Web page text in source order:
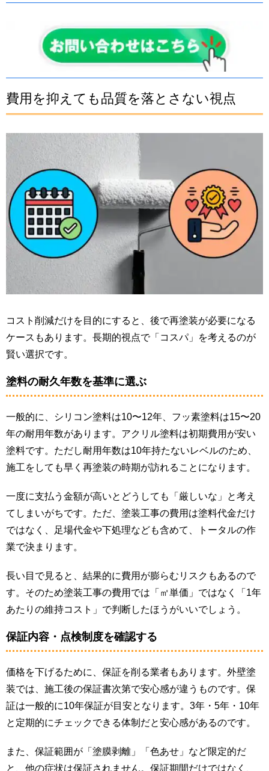
費用を抑えても品質を落とさない視点
コスト削減だけを目的にすると、後で再塗装が必要になる
ケースもあります。長期的視点で「コスパ」を考えるのが
賢い選択です。
塗料の耐久年数を基準に選ぶ
一般的に、シリコン塗料は10〜12年、フッ素塗料は15〜20
年の耐用年数があります。アクリル塗料は初期費用が安い
塗料です。ただし耐用年数は10年持たないレベルのため、
施工をしても早く再塗装の時期が訪れることになります。
一度に支払う金額が高いとどうしても「厳しいな」と考え
てしまいがちです。ただ、塗装工事の費用は塗料代金だけ
ではなく、足場代金や下処理なども含めて、トータルの作
業で決まります。
長い目で見ると、結果的に費用が膨らむリスクもあるので
す。そのため塗装工事の費用では「㎡単価」ではなく「1年
あたりの維持コスト」で判断したほうがいいでしょう。
保証内容・点検制度を確認する
価格を下げるために、保証を削る業者もあります。外壁塗
装では、施工後の保証書次第で安心感が違うものです。保
証は一般的に10年保証が目安となります。3年・5年・10年
と定期的にチェックできる体制だと安心感があるのです。
また、保証範囲が「塗膜剥離」「色あせ」など限定的だ
と、他の症状は保証されません。保証期間だけではなく、